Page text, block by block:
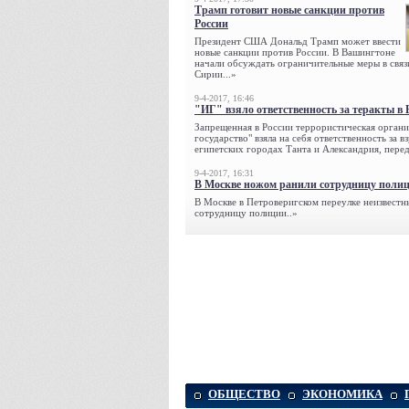
Трамп готовит новые санкции против
России
Президент США Дональд Трамп может ввести
новые санкции против России. В Вашингтоне
начали обсуждать ограничительные меры в
Сирии...»
9-4-2017, 16:46
"ИГ" взяло ответственность за теракты в
Запрещенная в России террористическая
государство" взяла на себя ответственность за
египетских городах Танта и Александрия,
9-4-2017, 16:31
В Москве ножом ранили сотрудницу
В Москве в Петроверигском переулке
сотрудницу полиции..»
ОБЩЕСТВО ЭКОНОМИКА